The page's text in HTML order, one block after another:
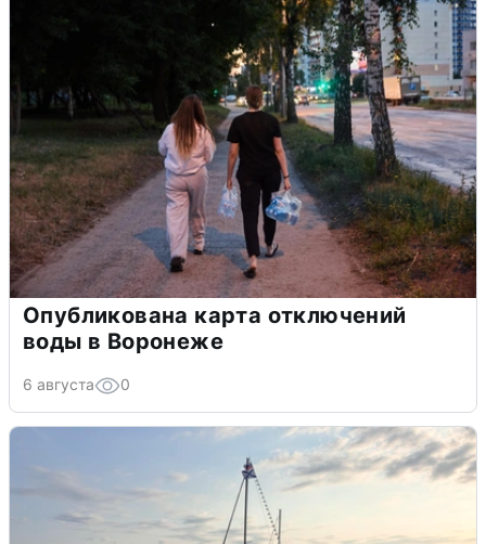
Опубликована карта отключений
воды в Воронеже
6 августа 0